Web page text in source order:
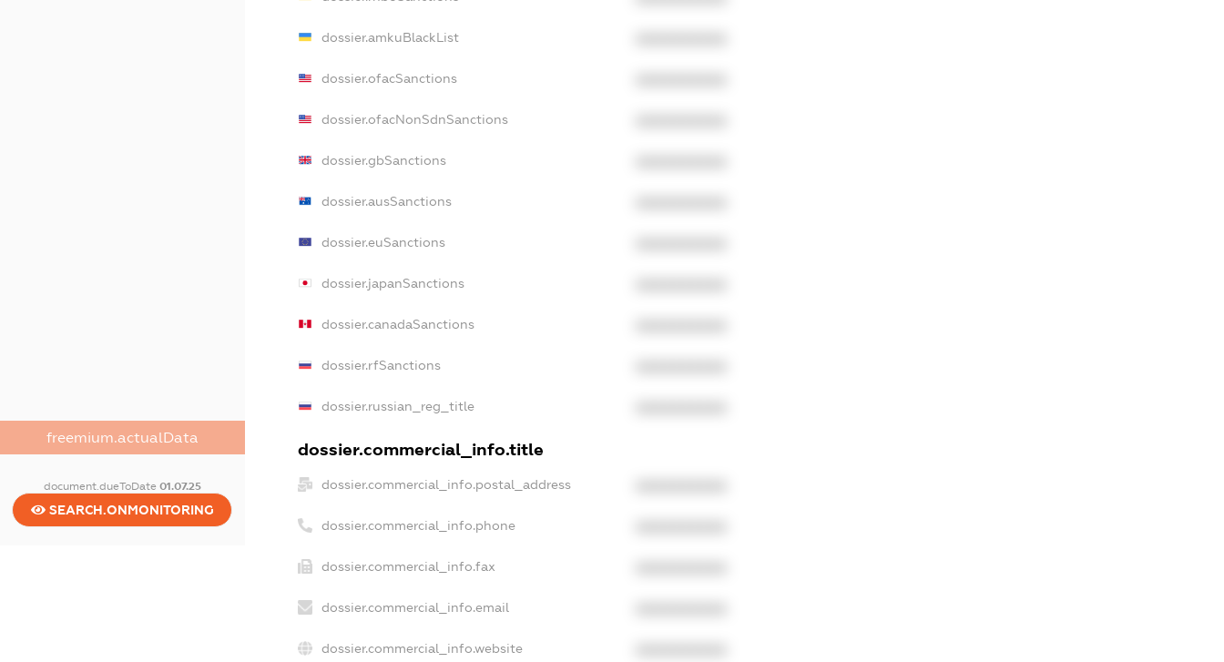
freemium.actualData
document.dueToDate 01.07.25
SEARCH.ONMONITORING
dossier.amkuBlackList
dossier.ofacSanctions
dossier.ofacNonSdnSanctions
dossier.gbSanctions
dossier.ausSanctions
dossier.euSanctions
dossier.japanSanctions
dossier.canadaSanctions
dossier.rfSanctions
dossier.russian_reg_title
dossier.commercial_info.title
dossier.commercial_info.postal_address
dossier.commercial_info.phone
dossier.commercial_info.fax
dossier.commercial_info.email
dossier.commercial_info.website